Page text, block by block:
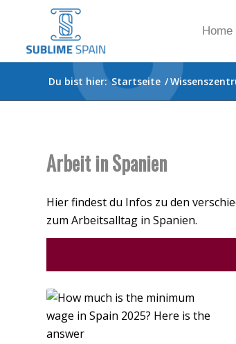
Home
Du bist hier: Startseite /
Arbeit in Spanien
Hier findest du Infos zu den
zum Arbeitsalltag in Spanien.